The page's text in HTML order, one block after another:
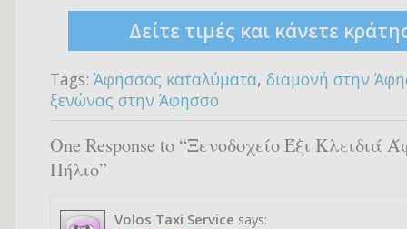
Δείτε τιμές και κάνετε
Tags: Άφησσος καταλύματα, διαμονή στην
ξενώνας στην Άφησσο
One Response to “Ξενοδοχείο Έξι Κλειδιά
Πήλιο”
Volos Taxi Service says: